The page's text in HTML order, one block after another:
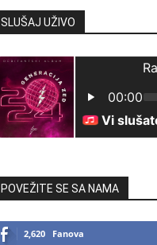
SLUŠAJ UŽIVO
POVEŽITE SE SA NAMA
2,620 Fanova